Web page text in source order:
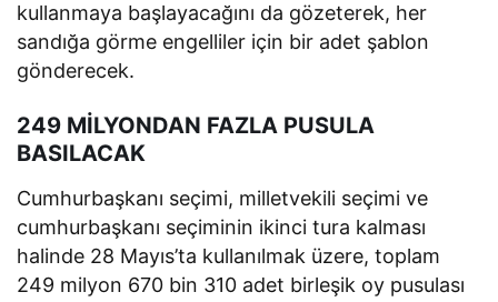
kullanmaya başlayacağını da gözeterek, her
sandığa görme engelliler için bir adet şablon
gönderecek.
249 MİLYONDAN FAZLA PUSULA
BASILACAK
Cumhurbaşkanı seçimi, milletvekili seçimi ve
cumhurbaşkanı seçiminin ikinci tura kalması
halinde 28 Mayıs’ta kullanılmak üzere, toplam
249 milyon 670 bin 310 adet birleşik oy pusulası